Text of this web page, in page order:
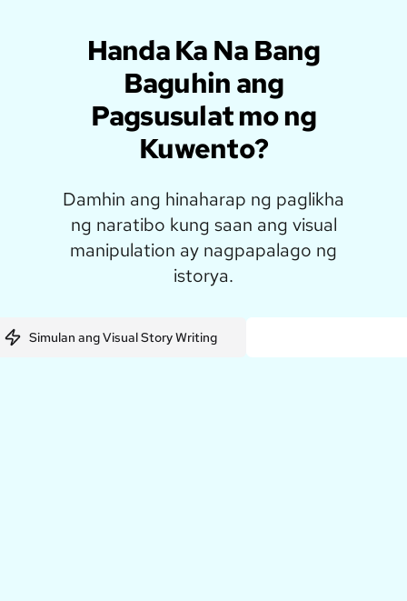
Handa Ka Na Bang
Baguhin ang
Pagsusulat mo ng
Kuwento?
Damhin ang hinaharap ng paglikha
ng naratibo kung saan ang visual
manipulation ay nagpapalago ng
istorya.
Simulan ang Visual Story Writing